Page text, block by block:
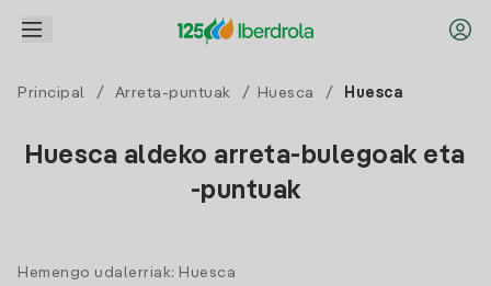
Principal / Arreta-puntuak / Huesca / Huesca
Huesca aldeko arreta-bulegoak eta
-puntuak
Hemengo udalerriak: Huesca